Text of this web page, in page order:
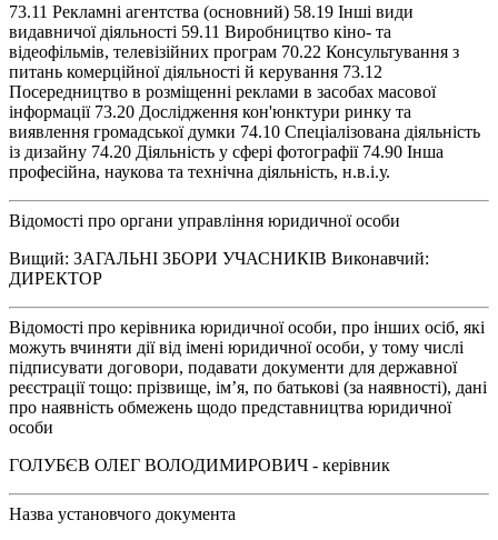
73.11 Рекламні агентства (основний) 58.19 Інші види
видавничої діяльності 59.11 Виробництво кіно- та
відеофільмів, телевізійних програм 70.22 Консультування з
питань комерційної діяльності й керування 73.12
Посередництво в розміщенні реклами в засобах масової
інформації 73.20 Дослідження кон'юнктури ринку та
виявлення громадської думки 74.10 Спеціалізована діяльність
із дизайну 74.20 Діяльність у сфері фотографії 74.90 Інша
професійна, наукова та технічна діяльність, н.в.і.у.
Відомості про органи управління юридичної особи
Вищий: ЗАГАЛЬНІ ЗБОРИ УЧАСНИКІВ Виконавчий:
ДИРЕКТОР
Відомості про керівника юридичної особи, про інших осіб, які
можуть вчиняти дії від імені юридичної особи, у тому числі
підписувати договори, подавати документи для державної
реєстрації тощо: прізвище, ім’я, по батькові (за наявності), дані
про наявність обмежень щодо представництва юридичної
особи
ГОЛУБЄВ ОЛЕГ ВОЛОДИМИРОВИЧ - керівник
Назва установчого документа